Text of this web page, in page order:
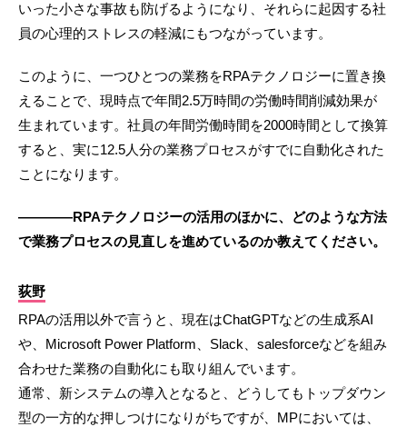
いった小さな事故も防げるようになり、それらに起因する社
員の心理的ストレスの軽減にもつながっています。
このように、一つひとつの業務をRPAテクノロジーに置き換
えることで、現時点で年間2.5万時間の労働時間削減効果が
生まれています。社員の年間労働時間を2000時間として換算
すると、実に12.5人分の業務プロセスがすでに自動化された
ことになります。
————RPAテクノロジーの活用のほかに、どのような方法
で業務プロセスの見直しを進めているのか教えてください。
荻野
RPAの活用以外で言うと、現在はChatGPTなどの生成系AI
や、Microsoft Power Platform、Slack、salesforceなどを組み
合わせた業務の自動化にも取り組んでいます。
通常、新システムの導入となると、どうしてもトップダウン
型の一方的な押しつけになりがちですが、MPにおいては、